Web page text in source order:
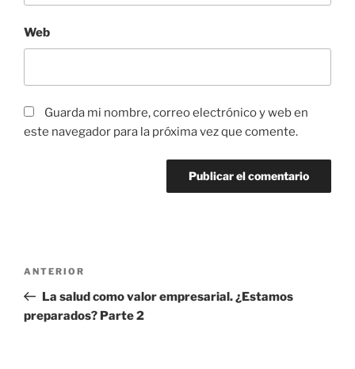
Web
Guarda mi nombre, correo electrónico y web en
este navegador para la próxima vez que comente.
entradas
Entrada
anterior:
ANTERIOR
La salud como valor empresarial. ¿Estamos
preparados? Parte 2